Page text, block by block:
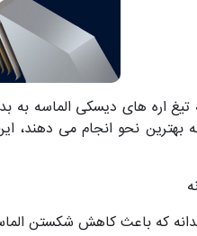
اره های دیسکی الماسه به
نحو انجام می دهند،
که باعث کاهش شکستن